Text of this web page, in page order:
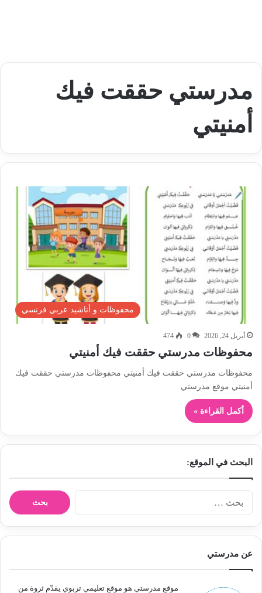
مدرستي حققت فيك
أمنيتي
محفوظات و أناشيد عربي فرنسي
أبريل 24, 2026 0
474
محفوظات مدرستي حققت فيك أمنيتي
محفوظات مدرستي حققت فيك أمنيتي محفوظات مدرستي حققت فيك
أمنيتي موقع مدرستي
أكمل القراءة »
البحث في الموقع:
ن
عن مدرستي
موقع مدرستي هو موقع تعليمي تربوي يقدّم ثروة من